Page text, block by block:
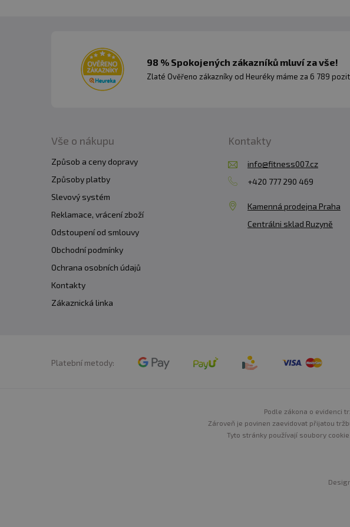
98 % Spokojených zákazníků mluví za vše!
Zlaté Ověřeno zákazníky od Heuréky máme za 6 789
Vše o nákupu
Způsob a ceny dopravy
Způsoby platby
Slevový systém
Reklamace, vrácení zboží
Odstoupení od smlouvy
Obchodní podmínky
Ochrana osobních údajů
Kontakty
Zákaznická linka
Kontakty
info@fitness007.cz
+420 777 290 469
Kamenná prodejna Praha
Centrálni sklad Ruzyně
Platební metody:
Podle zákona o evidenci
Zároveň je povinen zaevidovat přijatou
Tyto stránky používají soubory